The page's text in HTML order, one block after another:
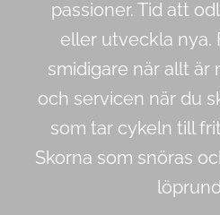
passioner. Tid att
eller utveckla nya.
smidigare när allt är
och servicen när du
som tar cykeln till
Skorna som snöras